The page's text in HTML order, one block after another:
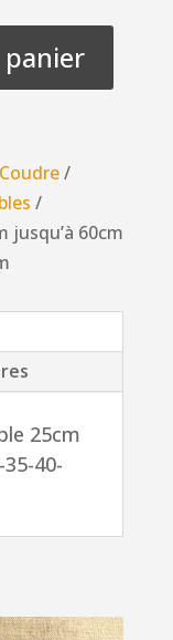
€
Coudre/
/
jusqu’à 60cm
25cm
40-